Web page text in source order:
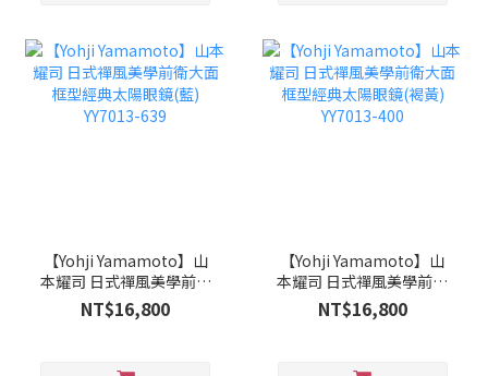
【Yohji Yamamoto】山
本耀司 日式禪風美學前衛
大面框型經典太陽眼鏡(藍)
YY7013-639
NT$16,800
【Yohji Yamamoto】山
本耀司 日式禪風美學前衛
大面框型經典太陽眼鏡(褐
黃) YY7013-400
NT$16,800